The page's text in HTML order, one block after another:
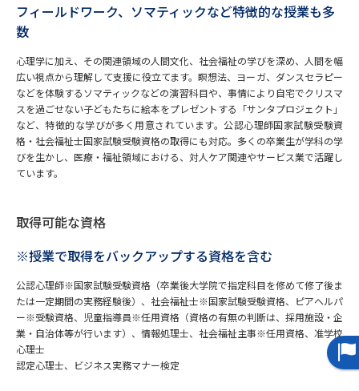
新増設大学・学部・学科特集
国際・グローバルに強い大学特
データサイエンス特集 奨学金・特待生制度特集
デジタルパンフレット 進路の３択
新学年スタート号特集ページ
（高3生用）
新学年スタート号特集ページ
（高2生用）
オープンキャンパス検索 実施プログラムから探す
来場型・Web型イベント特集 夢ナビライブ
フィールドワーク、ソマティックなど特徴的な授業も多
数
心理学に加え、その関連領域の人間文化、社会福祉の学びを深め、人間を幅
広い視点から理解して支援に役立てます。瞑想法、ヨーガ、ダンスセラピー
などを体験するソマティックなどの演習科目や、事情により自宅でクリスマ
スを過ごせない子どもたちに絵本をプレゼントする「サンタプロジェクト」
など、特徴的な学びが多く用意されています。公認心理師国家試験受験資
格・社会福祉士国家試験受験資格の取得にも対応。多くの卒業生が学科の学
びを生かし、医療・福祉領域における、対人ケア関連やサービス業で活躍し
ています。
取得可能な資格
※授業で取得をバックアップする資格を含む
公認心理師※国家試験受験資格（卒業後大学院で指定科目を修めて修了後ま
たは一定期間の実務経験後）、社会福祉士※国家試験受験資格、ピアヘルパ
ー※受験資格、児童指導員※任用資格（資格の有無の判断は、採用施設・企
業・自治体等が行います）、情報処理士、社会福祉主事※任用資格、准学校
心理士
認定心理士、ビジネス実務マナー検定